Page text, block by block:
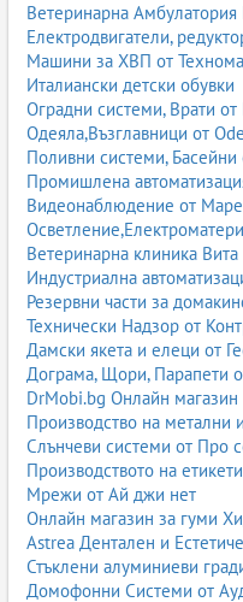
Ветеринарна
Електродвигатели,
Машини за ХВП от
Италиански детски обувки
Оградни системи, Врати от
Одеяла,Възглавници от
Поливни системи, Басейни
Промишлена
Видеонаблюдение от
Ветеринарна клиника
Индустриална
Резервни части за
Технически Надзор от
Дамски якета и елеци от
Дограма, Щори, Парапети
DrMobi.bg Онлайн
Производство на метални
Слънчеви системи от Про
Производството на
Мрежи от Ай джи нет
Онлайн магазин за гуми
Astrea Дентален и
Стъклени алуминиеви
Домофонни Системи от